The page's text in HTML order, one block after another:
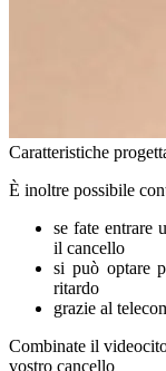
Caratteristiche
È inoltre possibile
se fate entrare
il cancello
si può optare
ritardo
grazie al
Combinate il
vostro cancello